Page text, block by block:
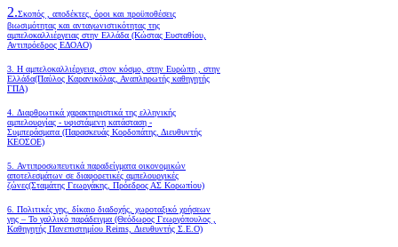
2.Σκοπός , αποδέκτες, όροι και προϋποθέσεις
βιωσιμότητας και ανταγωνιστικότητας της
αμπελοκαλλιέργειας στην Ελλάδα (Κώστας Ευσταθίου,
Αντιπρόεδρος ΕΔΟΑΟ)
3. Η αμπελοκαλλιέργεια, στον κόσμο, στην Ευρώπη , στην
Ελλάδα(Παύλος Καρανικόλας, Αναπληρωτής καθηγητής
ΓΠΑ)
4. Διαρθρωτικά χαρακτηριστικά της ελληνικής
αμπελουργίας - υφιστάμενη κατάσταση -
Συμπεράσματα (Παρασκευάς Κορδοπάτης, Διευθυντής
ΚΕΟΣΟΕ)
5. Αντιπροσωπευτικά παραδείγματα οικονομικών
αποτελεσμάτων σε διαφορετικές αμπελουργικές
ζώνες(Σταμάτης Γεωργάκης, Πρόεδρος ΑΣ Κορωπίου)
6. Πολιτικές γης, δίκαιο διαδοχής, χωροταξικό χρήσεων
γης – Το γαλλικό παράδειγμα (Θεόδωρος Γεωργόπουλος ,
Καθηγητής Πανεπιστημίου Reims, Διευθυντής Σ.Ε.Ο)